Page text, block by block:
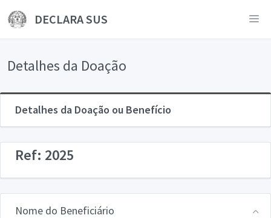
DECLARA SUS
Detalhes da Doação
Detalhes da Doação ou Benefício
Ref: 2025
Nome do Beneficiário